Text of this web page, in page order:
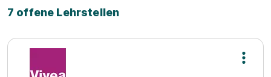
7 offene Lehrstellen